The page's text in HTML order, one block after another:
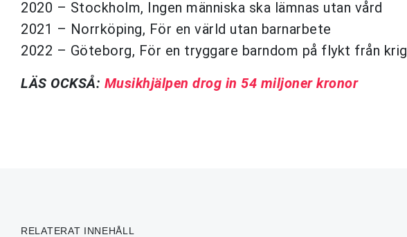
2020 – Stockholm, Ingen människa ska lämnas utan vård
2021 – Norrköping, För en värld utan barnarbete
2022 – Göteborg, För en tryggare barndom på flykt från krig
LÄS OCKSÅ: Musikhjälpen drog in 54 miljoner kronor
RELATERAT INNEHÅLL